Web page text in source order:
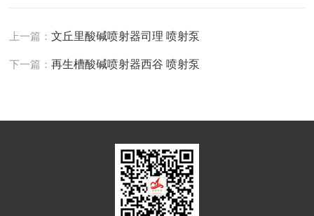
上一篇：文丘里酸碱喷射器司理 喷射泵
下一篇：再生槽酸碱喷射器西谷 喷射泵